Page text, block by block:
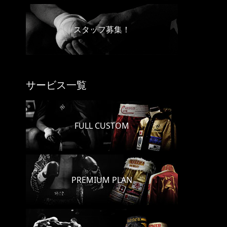
スタッフ募集！
サービス一覧
FULL CUSTOM
PREMIUM PLAN